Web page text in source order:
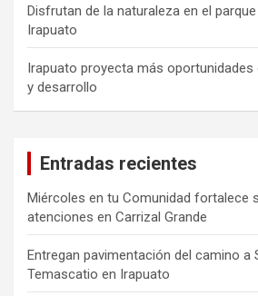
Disfrutan de la naturaleza en el
Irapuato
Irapuato proyecta más oportunidades
y desarrollo
Entradas recientes
Miércoles en tu Comunidad fortalece
atenciones en Carrizal Grande
Entregan pavimentación del camino a
Temascatio en Irapuato